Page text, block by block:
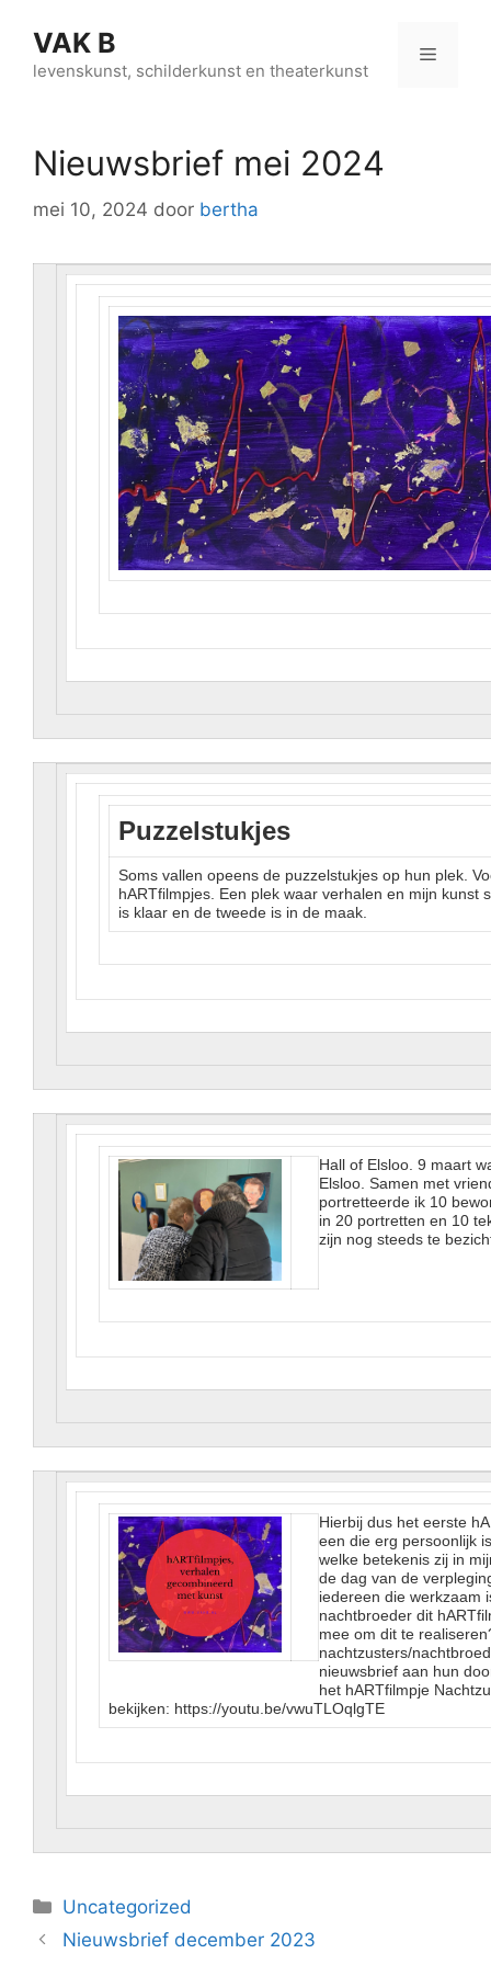
naarVAK B
levenskunst, schilderkunst en theaterkunst
Menu
Nieuwsbrief mei 2024
mei 10, 2024 door bertha
Puzzelstukjes
Soms vallen opeens de puzzelstukjes op hun plek.
hARTfilmpjes. Een plek waar verhalen en mijn kunst
is klaar en de tweede is in de maak.
Hall of Elsloo. 9 maart
Elsloo. Samen met
portretteerde ik 10
in 20 portretten en 10
zijn nog steeds te
Hierbij dus het eerste
een die erg persoonlijk
welke betekenis zij in
de dag van de
iedereen die werkzaam
nachtbroeder dit
mee om dit te
nachtzusters/
nieuwsbrief aan hun
het hARTfilmpje
bekijken: https://youtu.be/vwuTLOqlgTE
Categorieën
Uncategorized
Nieuwsbrief december 2023